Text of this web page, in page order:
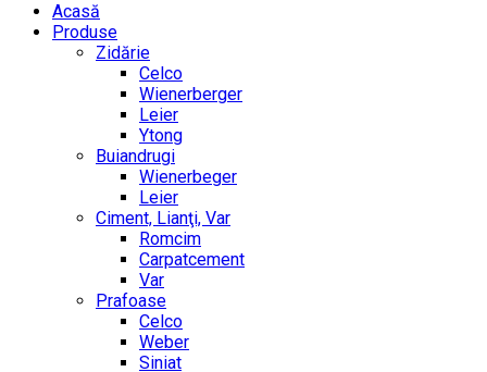
Acasă
Produse
Zidărie
Celco
Wienerberger
Leier
Ytong
Buiandrugi
Wienerbeger
Leier
Ciment, Lianţi, Var
Romcim
Carpatcement
Var
Prafoase
Celco
Weber
Siniat